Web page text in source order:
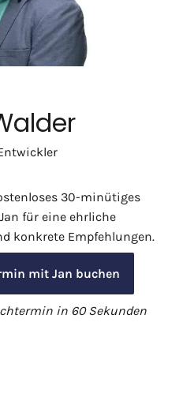
30-minütiges
für eine ehrliche
konkrete Empfehlungen.
mit Jan buchen
in 60 Sekunden